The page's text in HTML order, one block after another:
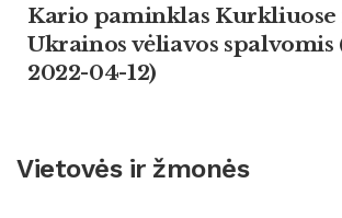
Kario paminklas Kurkliuose
Ukrainos vėliavos spalvomis
2022-04-12)
Vietovės ir žmonės